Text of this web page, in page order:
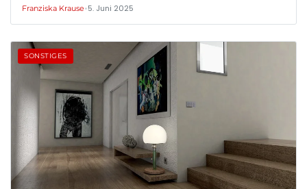
Franziska Krause•5. Juni 2025
SONSTIGES